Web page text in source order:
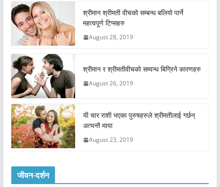
श्रीमान श्रीमती वीचको सम्बन्ध बलियो पार्ने
महत्वपूर्ण टिप्सहरु
August 28, 2019
श्रीमान र श्रीमतीवीचको सम्वन्ध बिग्रिने कारणहरु
August 26, 2019
यी चार राशी भएका पुरुषहरुले श्रीमतीलाई गर्छन्
अत्यन्तै माया
August 23, 2019
जीवन-दर्शन